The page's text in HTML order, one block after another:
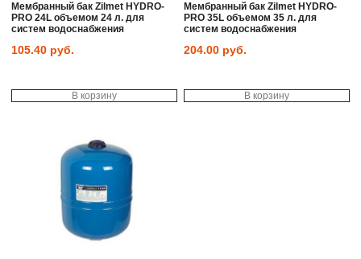
Мембранный бак Zilmet HYDRO-
PRO 24L объемом 24 л. для
систем водоснабжения
105.40 руб.
В корзину
Мембранный бак Zilmet HYDRO-
PRO 35L объемом 35 л. для
систем водоснабжения
204.00 руб.
В корзину